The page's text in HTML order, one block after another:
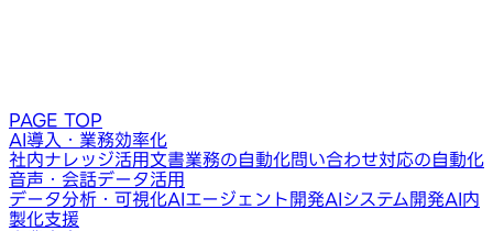
PAGE TOP
AI導入・業務効率化
社内ナレッジ活用文書業務の自動化問い合わせ対応の自動化
音声・会話データ活用
データ分析・可視化AIエージェント開発AIシステム開発AI内
製化支援